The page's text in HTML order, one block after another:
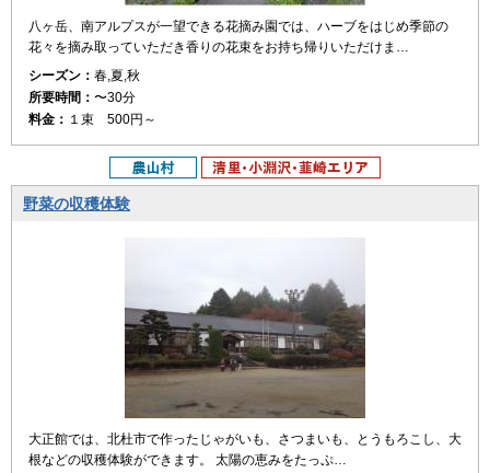
八ヶ岳、南アルプスが一望できる花摘み園では、ハーブをはじめ季節の
花々を摘み取っていただき香りの花束をお持ち帰りいただけま…
シーズン： 春,夏,秋
所要時間： 〜30分
料金： １束 500円～
野菜の収穫体験
大正館では、北杜市で作ったじゃがいも、さつまいも、とうもろこし、大
根などの収穫体験ができます。 太陽の恵みをたっぷ…